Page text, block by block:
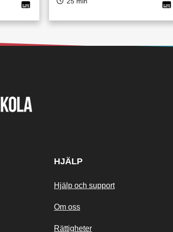
HJÄLP
Hjälp och support
Om oss
Rättigheter